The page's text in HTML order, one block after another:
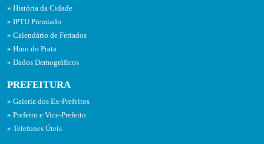
História da Cidade
IPTU Premiado
Calendário de Feriados
Hino do Prata
Dados Demográficos
PREFEITURA
Galeria dos Ex-Prefeitos
Prefeito e Vice-Prefeito
Telefones Úteis